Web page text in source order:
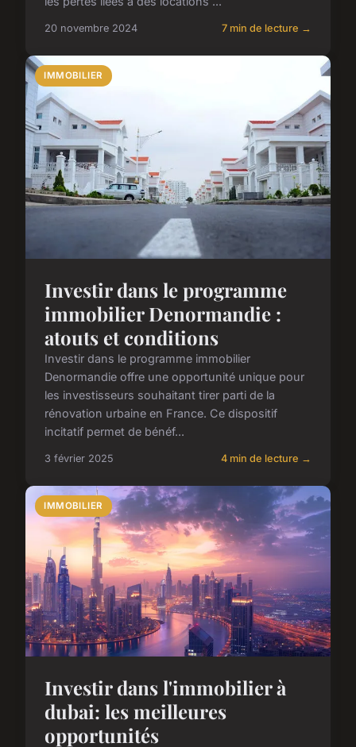
20 novembre 2024 7 min de lecture →
IMMOBILIER
Investir dans le programme
immobilier Denormandie :
atouts et conditions
Investir dans le programme immobilier
Denormandie offre une opportunité unique pour
les investisseurs souhaitant tirer parti de la
rénovation urbaine en France. Ce dispositif
incitatif permet de bénéf...
3 février 2025 4 min de lecture →
IMMOBILIER
Investir dans l'immobilier à
dubai: les meilleures
opportunités